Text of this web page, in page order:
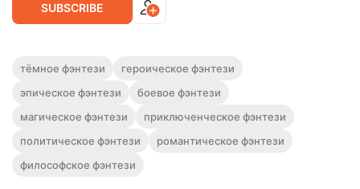
SUBSCRIBE
Аудиокнига фэнтези "Магия камней" | 2
книги
Полная версия. 2 книги.
рекламы и любых ограничений!
Level required:
UNLOCK WITH DISCOUNT
тёмное фэнтези
героическое фэнтези
эпическое фэнтези
боевое фэнтези
магическое фэнтези
приключенческое фэнтези
политическое фэнтези
романтическое фэнтези
философское фэнтези